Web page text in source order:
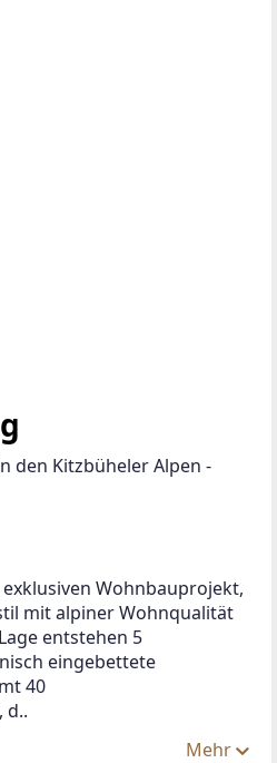
den Kitzbüheler Alpen -
Wohnbauprojekt,
mit alpiner Wohnqualität
entstehen 5
eingebettete
40
d..
Mehr